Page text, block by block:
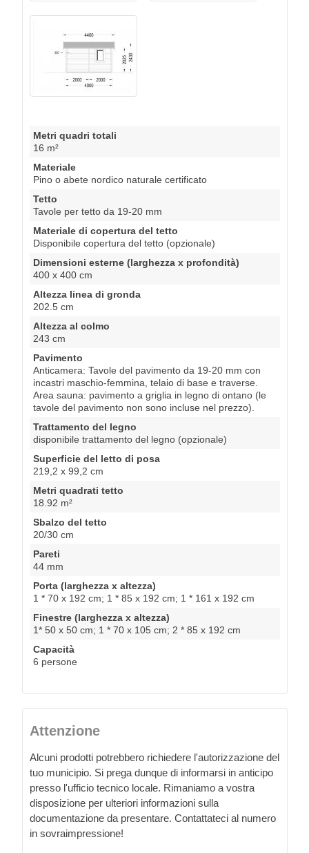
Metri quadri totali
16 m²
Materiale
Pino o abete nordico naturale certificato
Tetto
Tavole per tetto da 19-20 mm
Materiale di copertura del tetto
Disponibile copertura del tetto (opzionale)
Dimensioni esterne (larghezza x profondità)
400 x 400 cm
Altezza linea di gronda
202.5 cm
Altezza al colmo
243 cm
Pavimento
Anticamera: Tavole del pavimento da 19-20 mm con
incastri maschio-femmina, telaio di base e traverse.
Area sauna: pavimento a griglia in legno di ontano (le
tavole del pavimento non sono incluse nel prezzo).
Trattamento del legno
disponibile trattamento del legno (opzionale)
Superficie del letto di posa
219,2 x 99,2 cm
Metri quadrati tetto
18.92 m²
Sbalzo del tetto
20/30 cm
Pareti
44 mm
Porta (larghezza x altezza)
1 * 70 x 192 cm; 1 * 85 x 192 cm; 1 * 161 x 192 cm
Finestre (larghezza x altezza)
1* 50 x 50 cm; 1 * 70 x 105 cm; 2 * 85 x 192 cm
Capacità
6 persone
Attenzione
Alcuni prodotti potrebbero richiedere l'autorizzazione del
tuo municipio. Si prega dunque di informarsi in anticipo
presso l'ufficio tecnico locale. Rimaniamo a vostra
disposizione per ulteriori informazioni sulla
documentazione da presentare. Contattateci al numero
in sovraimpressione!